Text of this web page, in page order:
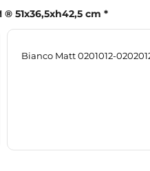
51x36,5xh42,5 cm *
Bianco Matt 0201012-